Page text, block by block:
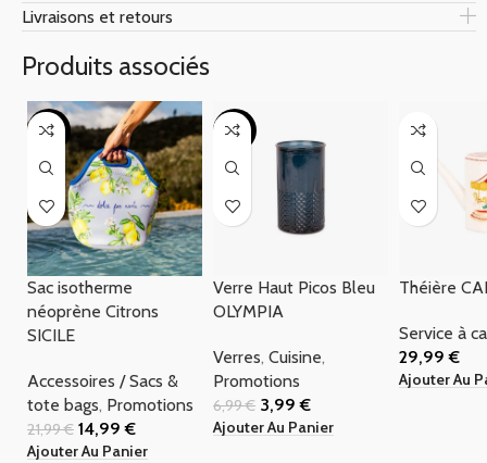
Livraisons et retours
Produits associés
-32%
Sac isotherme
néoprène Citrons
SICILE
Accessoires / Sacs &
tote bags, Promotions
21,99€ 14,99€
Ajouter Au Panier
-43%
Verre Haut Picos Bleu
OLYMPIA
Verres,Cuisine,
Promotions
6,99€ 3,99€
Ajouter Au Panier
Théière
Service à
29,99€
Ajouter Au